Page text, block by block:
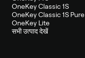
OneKey Classic 1S
OneKey Classic 1S Pure
OneKey Lite
सभी उत्पाद देखें